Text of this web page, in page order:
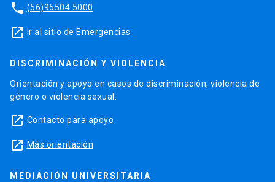
phone (56)95504 5000
launch Ir al sitio de Emergencias
DISCRIMINACIÓN Y VIOLENCIA
Orientación y apoyo en casos de discriminación, violencia de
género o violencia sexual.
launch Contacto para apoyo
launch Más orientación
MEDIACIÓN UNIVERSITARIA